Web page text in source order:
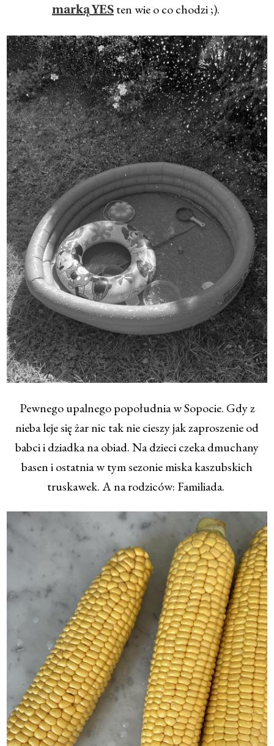
marką YES ten wie o co chodzi ;).
Pewnego upalnego popołudnia w Sopocie. Gdy z
nieba leje się żar nic tak nie cieszy jak zaproszenie od
babci i dziadka na obiad. Na dzieci czeka dmuchany
basen i ostatnia w tym sezonie miska kaszubskich
truskawek. A na rodziców: Familiada.